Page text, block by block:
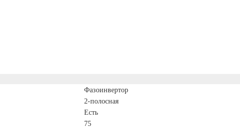
Фазоинвертор
2-полосная
Есть
75